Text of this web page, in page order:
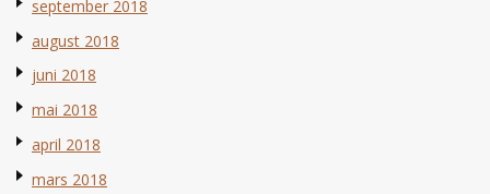
september 2018
august 2018
juni 2018
mai 2018
april 2018
mars 2018